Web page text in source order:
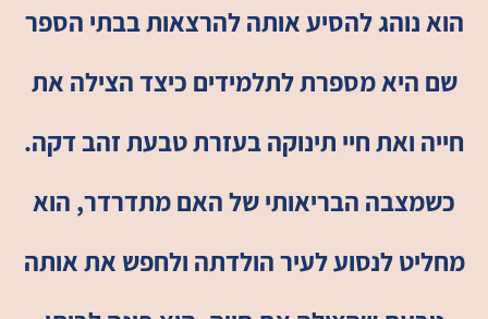
הוא נוהג להסיע אותה להרצאות בבתי הספר
שם היא מספרת לתלמידים כיצד הצילה את
חייה ואת חיי תינוקה בעזרת טבעת זהב דקה.
כשמצבה הבריאותי של האם מתדרדר, הוא
מחליט לנסוע לעיר הולדתה ולחפש את אותה